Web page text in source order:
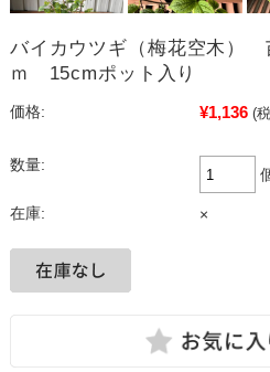
バイカウツギ（梅花空木）
ｍ 15cmポット入り
価格: ¥1,136 (
数量:
在庫: ×